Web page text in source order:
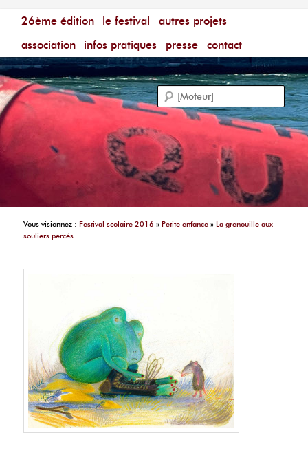
Menu principal
aller au contenu principal
aller au contenu secondaire
26ème édition le festival
autres projets
association
infos pratiques presse contact
Festival du Film Court Francophone – [Un poing c'est
Vous visionnez :Festival scolaire 2016 »Petite enfance »La grenouille aux
souliers percés